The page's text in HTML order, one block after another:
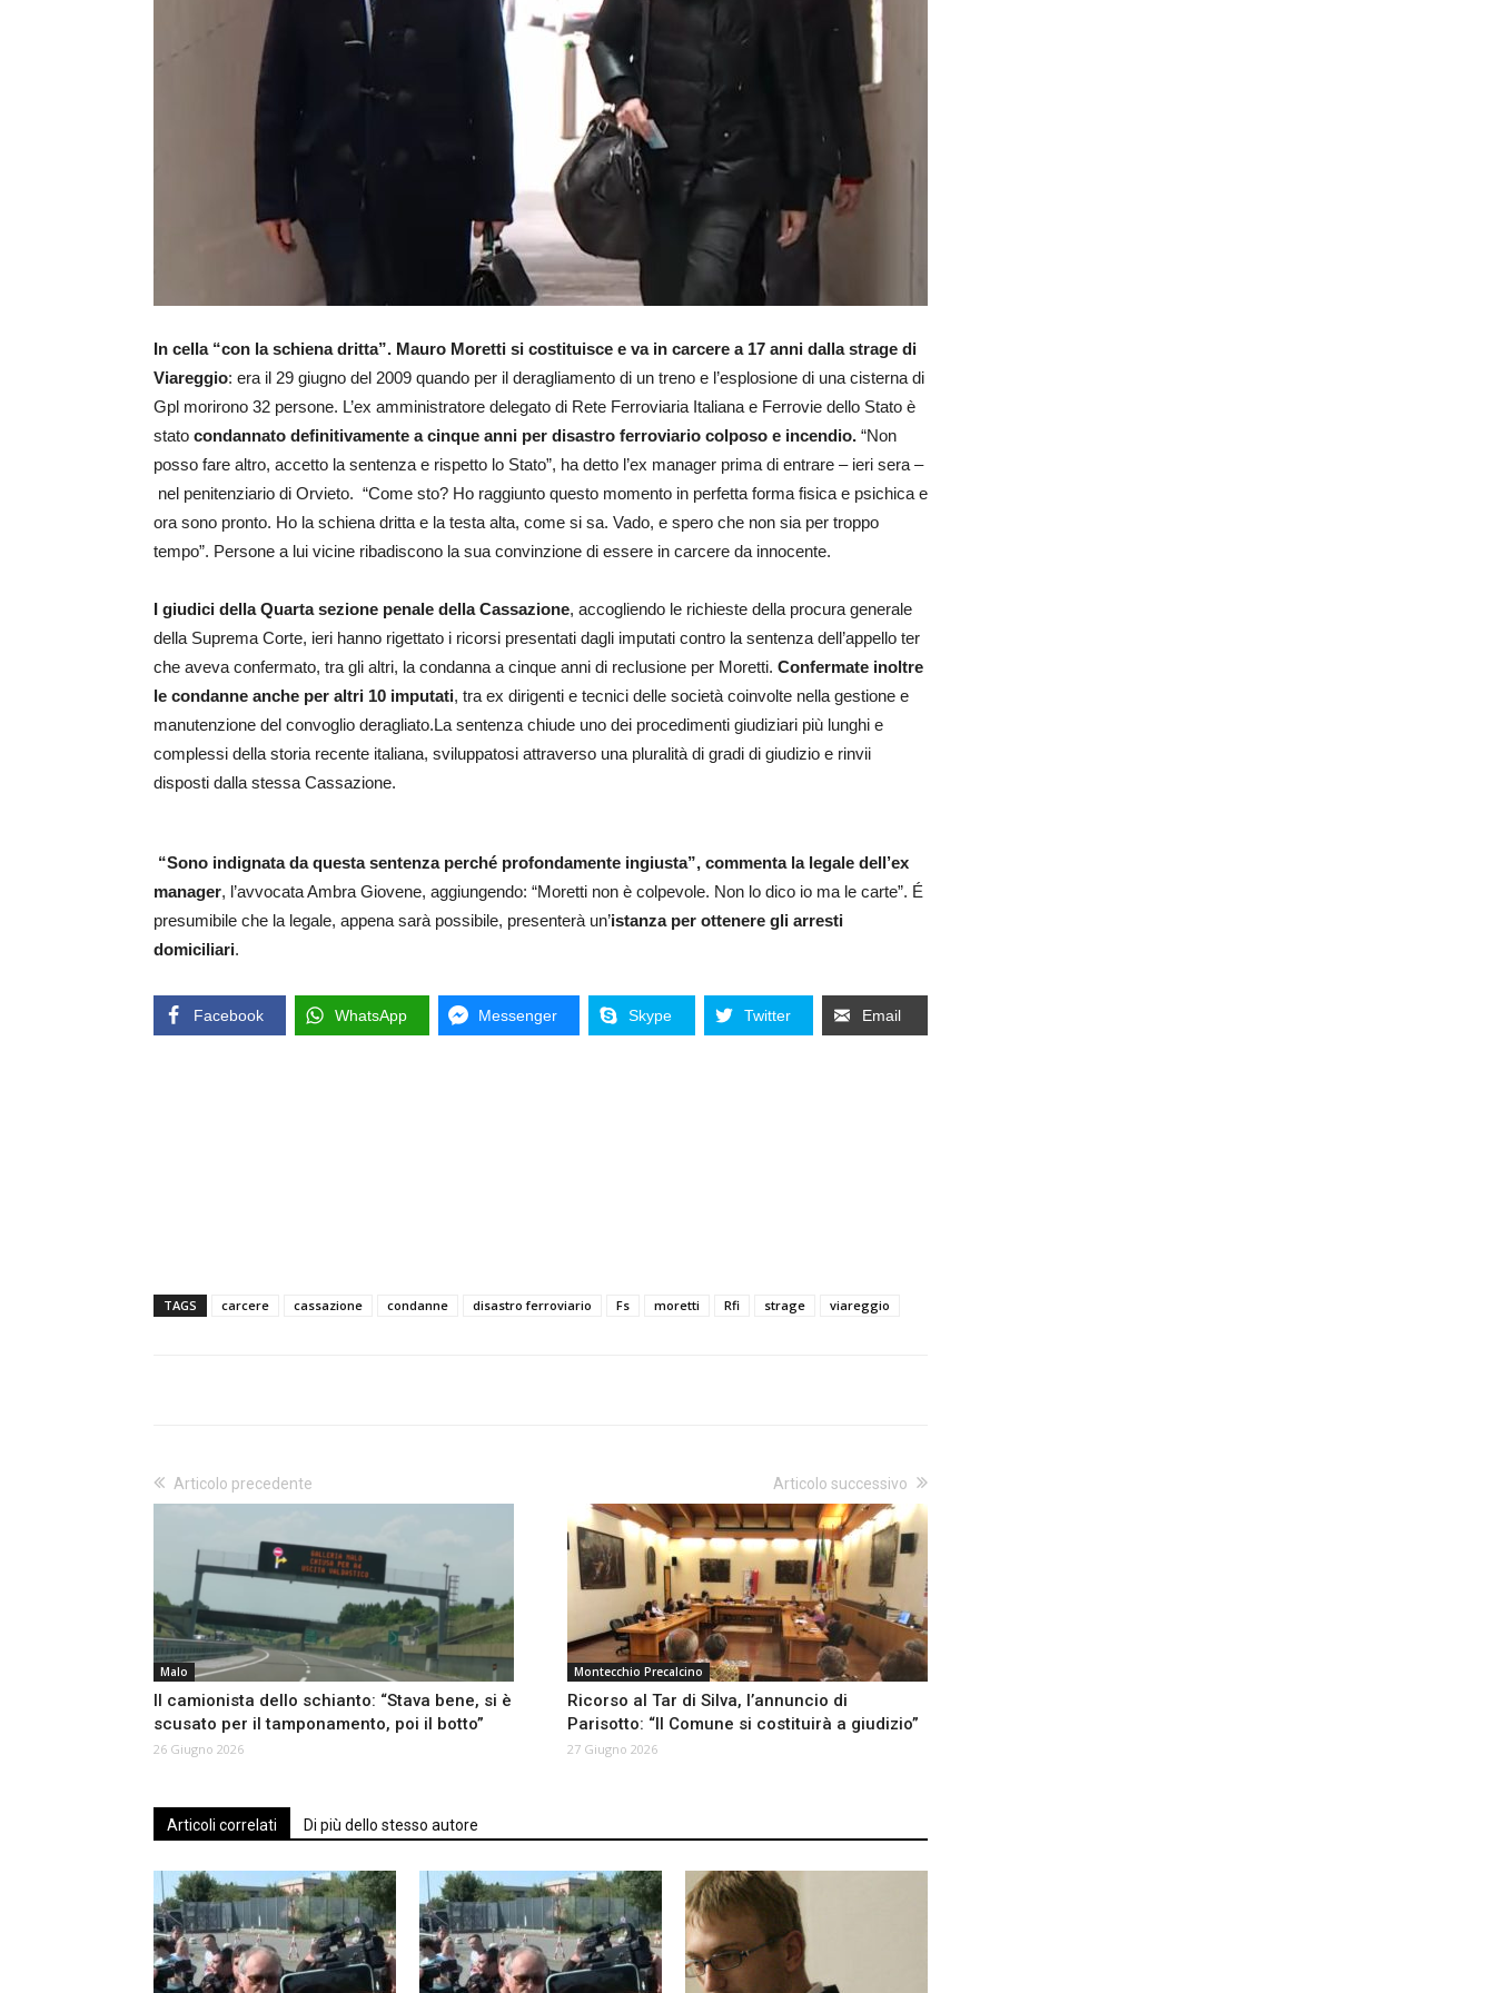
In cella “con la schiena dritta”. Mauro Moretti si costituisce e va in carcere a 17 anni dalla strage di
Viareggio: era il 29 giugno del 2009 quando per il deragliamento di un treno e l’esplosione di una cisterna di
Gpl morirono 32 persone. L’ex amministratore delegato di Rete Ferroviaria Italiana e Ferrovie dello Stato è
stato condannato definitivamente a cinque anni per disastro ferroviario colposo e incendio. “Non
posso fare altro, accetto la sentenza e rispetto lo Stato”, ha detto l’ex manager prima di entrare – ieri sera –
nel penitenziario di Orvieto. “Come sto? Ho raggiunto questo momento in perfetta forma fisica e psichica e
ora sono pronto. Ho la schiena dritta e la testa alta, come si sa. Vado, e spero che non sia per troppo
tempo”. Persone a lui vicine ribadiscono la sua convinzione di essere in carcere da innocente.
I giudici della Quarta sezione penale della Cassazione, accogliendo le richieste della procura generale
della Suprema Corte, ieri hanno rigettato i ricorsi presentati dagli imputati contro la sentenza dell’appello ter
che aveva confermato, tra gli altri, la condanna a cinque anni di reclusione per Moretti. Confermate inoltre
le condanne anche per altri 10 imputati, tra ex dirigenti e tecnici delle società coinvolte nella gestione e
manutenzione del convoglio deragliato.La sentenza chiude uno dei procedimenti giudiziari più lunghi e
complessi della storia recente italiana, sviluppatosi attraverso una pluralità di gradi di giudizio e rinvii
disposti dalla stessa Cassazione.
“Sono indignata da questa sentenza perché profondamente ingiusta”, commenta la legale dell’ex
manager, l’avvocata Ambra Giovene, aggiungendo: “Moretti non è colpevole. Non lo dico io ma le carte”. É
presumibile che la legale, appena sarà possibile, presenterà un’istanza per ottenere gli arresti
domiciliari.
Facebook WhatsApp Messenger Skype Twitter Email
TAGS carcere cassazione condanne disastro ferroviario Fs moretti Rfi strage viareggio
Articolo precedente
Malo
Il camionista dello schianto: “Stava bene, si è
scusato per il tamponamento, poi il botto”
26 Giugno 2026
Articolo successivo
Montecchio Precalcino
Ricorso al Tar di Silva, l’annuncio di
Parisotto: “Il Comune si costituirà a giudizio”
27 Giugno 2026
Articoli correlati Di più dello stesso autore